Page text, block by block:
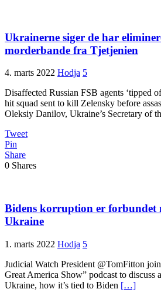
Ukrainerne siger de har
morderbande fra Tjetjenien
4. marts 2022 Hodja 5
Disaffected Russian FSB agents ‘tipped
hit squad sent to kill Zelensky before
Oleksiy Danilov, Ukraine’s Secretary of
Tweet
Pin
Share
0 Shares
Bidens korruption er forbundet
Ukraine
1. marts 2022 Hodja 5
Judicial Watch President @TomFitton
Great America Show” podcast to discuss
Ukraine, how it’s tied to Biden […]